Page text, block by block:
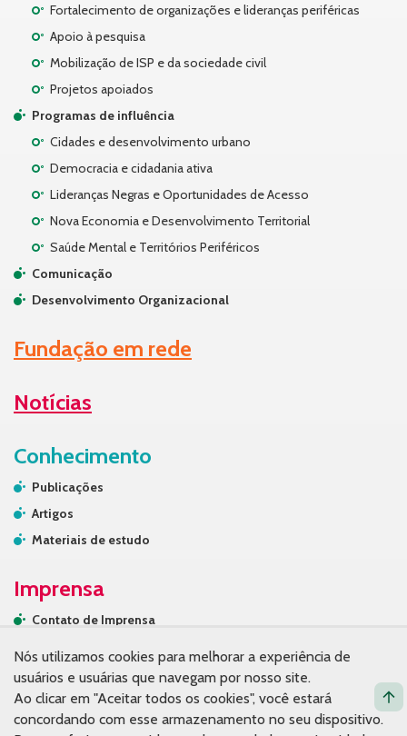
Fortalecimento de organizações e lideranças periféricas
Apoio à pesquisa
Mobilização de ISP e da sociedade civil
Projetos apoiados
Programas de influência
Cidades e desenvolvimento urbano
Democracia e cidadania ativa
Lideranças Negras e Oportunidades de Acesso
Nova Economia e Desenvolvimento Territorial
Saúde Mental e Territórios Periféricos
Comunicação
Desenvolvimento Organizacional
Fundação em rede
Notícias
Conhecimento
Publicações
Artigos
Materiais de estudo
Imprensa
Contato de Imprensa
Na mídia
Contato
Nós utilizamos cookies para melhorar a experiência de
usuários e usuárias que navegam por nosso site.
Ao clicar em "Aceitar todos os cookies", você estará
concordando com esse armazenamento no seu dispositivo.